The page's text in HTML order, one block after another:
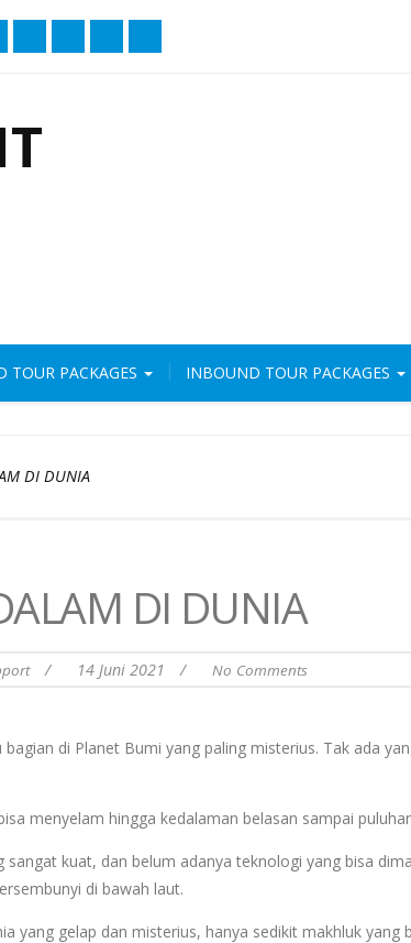
TOUR PACKAGES INBOUND TOUR PACKAGES
DI DUNIA
DI DUNIA
/ 14 Juni 2021 / No Comments
di Planet Bumi yang paling misterius. Tak ada
menyelam hingga kedalaman belasan sampai
sangat kuat, dan belum adanya teknologi yang bisa
di bawah laut.
yang gelap dan misterius, hanya sedikit makhluk yang